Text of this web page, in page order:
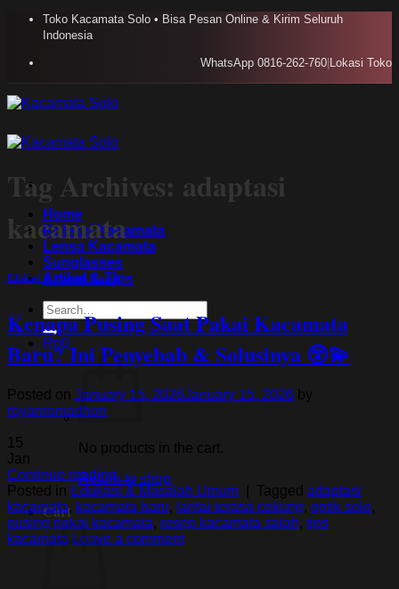
Skip
Toko Kacamata Solo • Bisa Pesan Online & Kirim Seluruh
Indonesia
WhatsApp 0816-262-760 Lokasi Toko
Home
Koleksi Kacamata
Lensa Kacamata
Sunglasses
Artikel & TIps
Search
for:
Rp0
No products in the cart.
Return to shop
Cart
Tag Archives: adaptasi
kacamata
Edukasi & Masalah Umum
Kenapa Pusing Saat Pakai Kacamata
Baru? Ini Penyebab & Solusinya 😵💫
Posted on January 15, 2026January 15, 2026 by
royanromadhon
15
Jan
Continue reading→
Posted in Edukasi & Masalah Umum Tagged adaptasi
kacamata, kacamata baru, lantai terasa cekung, optik solo,
pusing pakai kacamata, resep kacamata salah, tips
kacamata Leave a comment